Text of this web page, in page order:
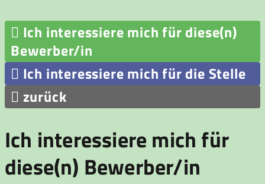
 Ich interessiere mich für diese(n)
Bewerber/in
 Ich interessiere mich für die Stelle
 zurück
Ich interessiere mich für
diese(n) Bewerber/in